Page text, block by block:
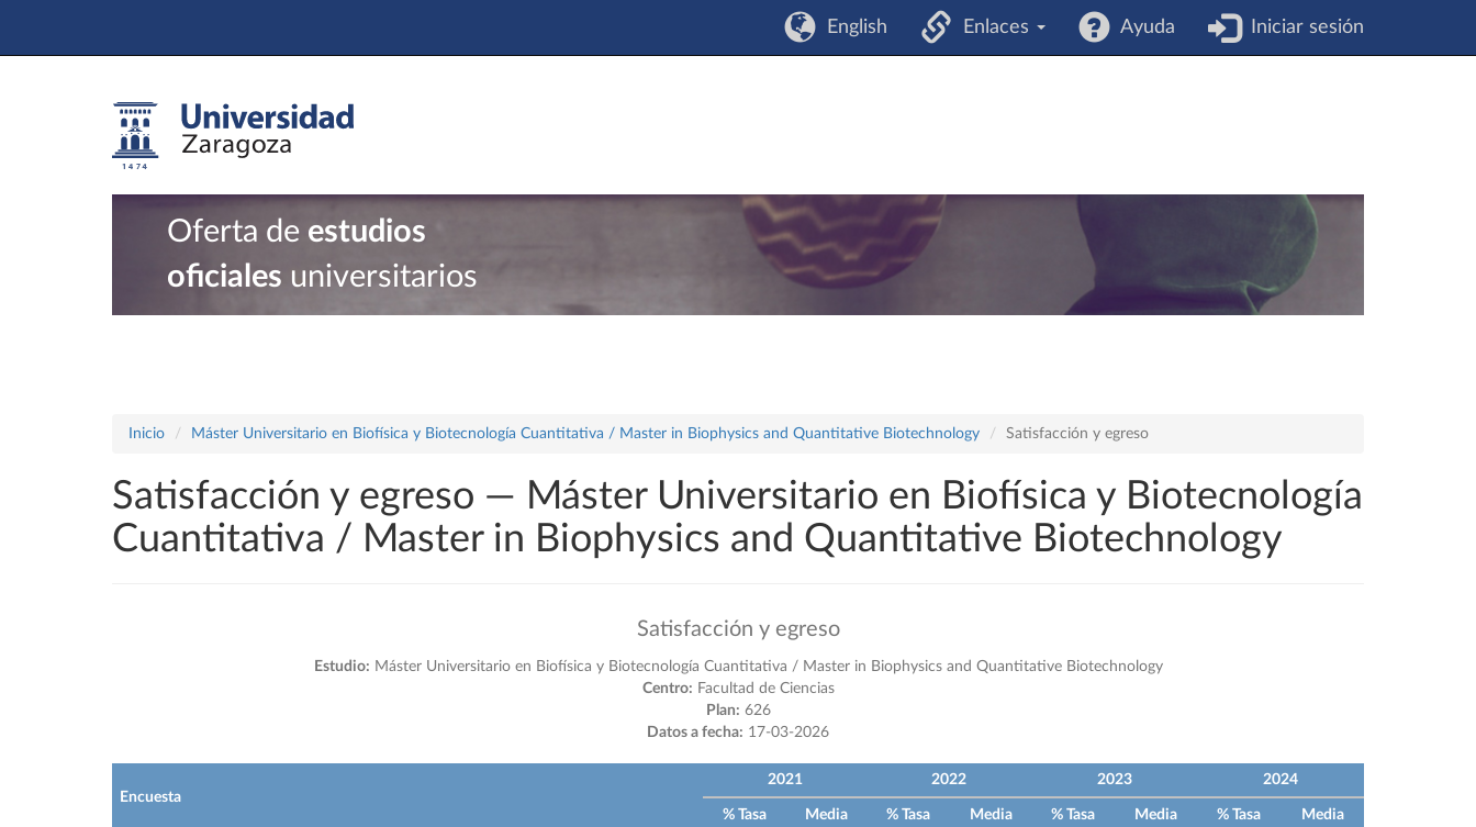
English Enlaces Ayuda Iniciar sesión
Oferta de estudios
oficiales universitarios
Inicio Máster Universitario en Biofísica y Biotecnología Cuantitativa / Master in Biophysics and Quantitative Biotechnology Satisfacción y egreso
Satisfacción y egreso — Máster Universitario en Biofísica y Biotecnología
Cuantitativa / Master in Biophysics and Quantitative Biotechnology
Satisfacción y egreso
Estudio: Máster Universitario en Biofísica y Biotecnología Cuantitativa / Master in Biophysics and Quantitative Biotechnology
Centro: Facultad de Ciencias
Plan: 626
Datos a fecha: 17-03-2026
Encuesta
2021 2022 2023 2024
% Tasa Media % Tasa Media % Tasa Media % Tasa Media